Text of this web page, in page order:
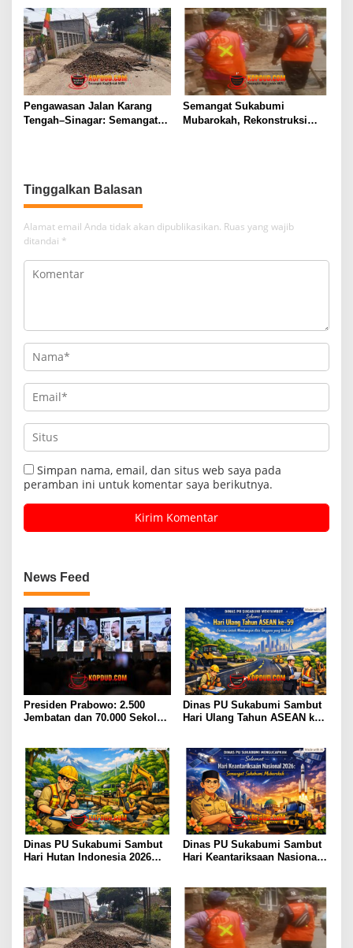
Masa Depan
Bangun Negeri Menuju Masa
Depan
Pengawasan Jalan Karang
Tengah–Sinagar: Semangat
Semangat Sukabumi
Mubarokah, Rekonstruksi
Tinggalkan Balasan
Alamat email Anda tidak akan dipublikasikan. Ruas yang wajib
ditandai *
Simpan nama, email, dan situs web saya pada
peramban ini untuk komentar saya berikutnya.
News Feed
Presiden Prabowo: 2.500
Jembatan dan 70.000 Sekolah
Dinas PU Sukabumi Sambut
Hari Ulang Tahun ASEAN ke-
Dinas PU Sukabumi Sambut
Hari Hutan Indonesia 2026
Dinas PU Sukabumi Sambut
Hari Keantariksaan Nasional
Depan